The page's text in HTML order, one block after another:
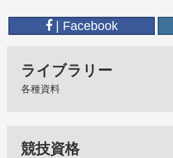
| Facebook
ライブラリー
各種資料
競技資格